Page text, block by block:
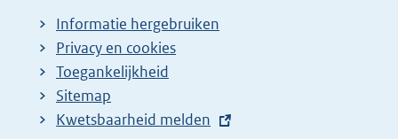
Informatie hergebruiken
Privacy en cookies
Toegankelijkheid
Sitemap
E
Kwetsbaarheid melden